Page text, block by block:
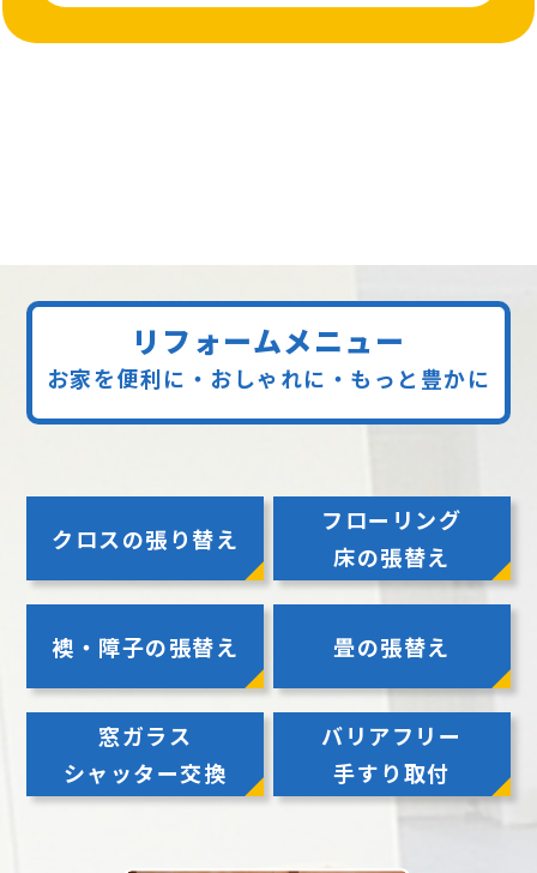
リフォームメニュー
お家を便利に・おしゃれに・もっと豊かに
クロスの張り替え
フローリング
床の張替え
襖・障子の張替え 畳の張替え
窓ガラス
シャッター交換
バリアフリー
手すり取付